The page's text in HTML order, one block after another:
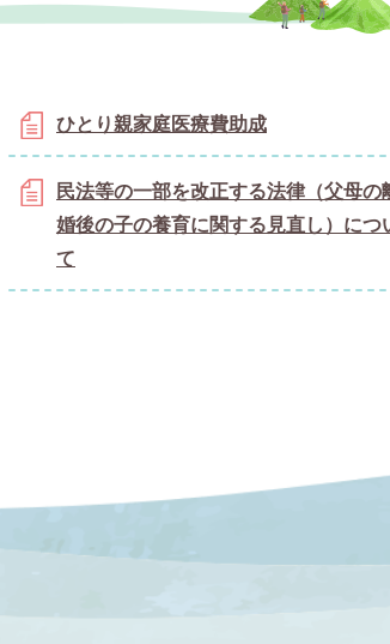
ひとり親家庭医療費助成
民法等の一部を改正する法律（父母の
婚後の子の養育に関する見直し）につ
て